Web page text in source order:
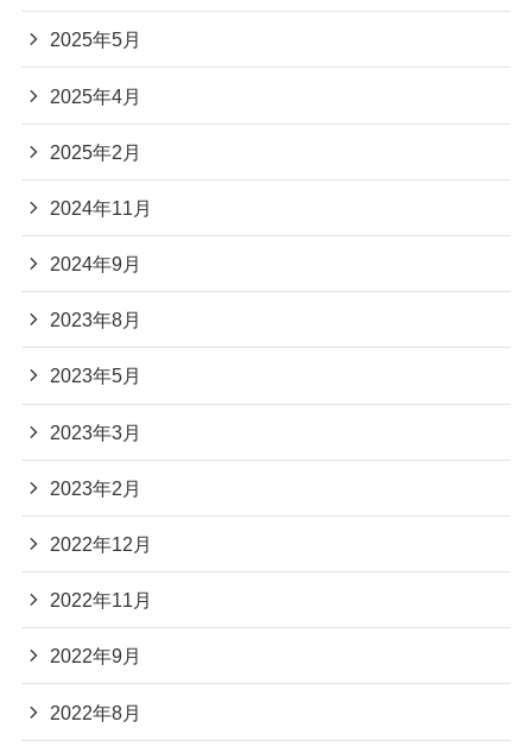
2025年5月
2025年4月
2025年2月
2024年11月
2024年9月
2023年8月
2023年5月
2023年3月
2023年2月
2022年12月
2022年11月
2022年9月
2022年8月